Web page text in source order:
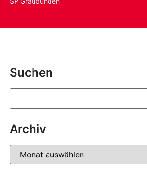
Suchen
Archiv